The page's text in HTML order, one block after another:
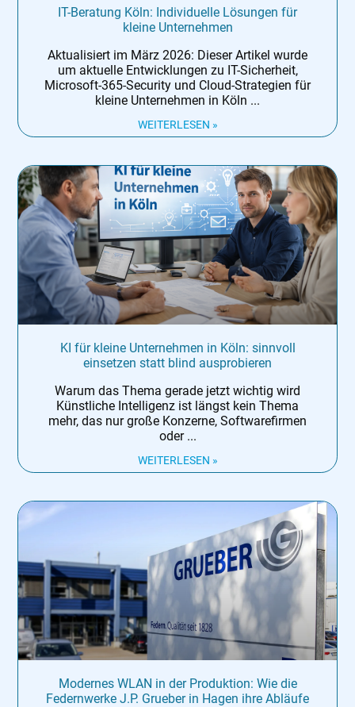
IT-Beratung Köln: Individuelle Lösungen für
kleine Unternehmen
Aktualisiert im März 2026: Dieser Artikel wurde
um aktuelle Entwicklungen zu IT-Sicherheit,
Microsoft-365-Security und Cloud-Strategien für
kleine Unternehmen in Köln
WEITERLESEN »
KI für kleine Unternehmen in Köln: sinnvoll
einsetzen statt blind ausprobieren
Warum das Thema gerade jetzt wichtig wird
Künstliche Intelligenz ist längst kein Thema
mehr, das nur große Konzerne, Softwarefirmen
oder
WEITERLESEN »
Modernes WLAN in der Produktion: Wie die
Federnwerke J.P. Grueber in Hagen ihre Abläufe